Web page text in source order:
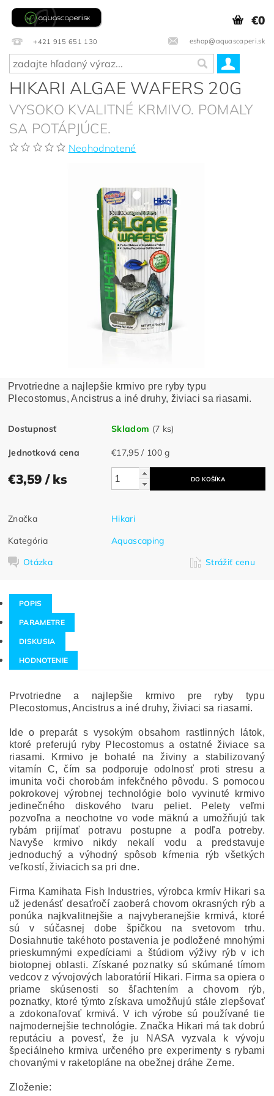
+421 915 651 130 eshop@aquascaperi.sk
€0
HIKARI ALGAE WAFERS 20G
VYSOKO KVALITNÉ KRMIVO. POMALY
SA POTÁPJÚCE.
Neohodnotené
Prvotriedne a najlepšie krmivo pre ryby typu
Plecostomus, Ancistrus a iné druhy, živiaci sa riasami.
Dostupnosť Skladom (7 ks)
Jednotková cena €17,95 / 100 g
€3,59/ ks
Značka
Hikari
Kategória
Aquascaping
Otázka
Strážiť cenu
POPIS
PARAMETRE
DISKUSIA
HODNOTENIE
Prvotriedne a najlepšie krmivo pre ryby typu
Plecostomus, Ancistrus a iné druhy, živiaci sa riasami.
Ide o preparát s vysokým obsahom rastlinných látok,
ktoré preferujú ryby Plecostomus a ostatné živiace sa
riasami. Krmivo je bohaté na živiny a stabilizovaný
vitamín C, čím sa podporuje odolnosť proti stresu a
imunita voči chorobám infekčného pôvodu. S pomocou
pokrokovej výrobnej technológie bolo vyvinuté krmivo
jedinečného diskového tvaru peliet. Pelety veľmi
pozvoľna a neochotne vo vode mäknú a umožňujú tak
rybám prijímať potravu postupne a podľa potreby.
Navyše krmivo nikdy nekalí vodu a predstavuje
jednoduchý a výhodný spôsob kŕmenia rýb všetkých
veľkostí, živiacich sa pri dne.
Firma Kamihata Fish Industries, výrobca krmív Hikari sa
už jedenásť desaťročí zaoberá chovom okrasných rýb a
ponúka najkvalitnejšie a najvyberanejšie krmivá, ktoré
sú v súčasnej dobe špičkou na svetovom trhu.
Dosiahnutie takéhoto postavenia je podložené mnohými
prieskumnými expedíciami a štúdiom výživy rýb v ich
biotopnej oblasti. Získané poznatky sú skúmané tímom
vedcov z vývojových laboratórií Hikari. Firma sa opiera o
priame skúsenosti so šľachtením a chovom rýb,
poznatky, ktoré týmto získava umožňujú stále zlepšovať
a zdokonaľovať krmivá. V ich výrobe sú používané tie
najmodernejšie technológie. Značka Hikari má tak dobrú
reputáciu a povesť, že ju NASA vyzvala k vývoju
špeciálneho krmiva určeného pre experimenty s rybami
chovanými v raketopláne na obežnej dráhe Zeme.
Zloženie: